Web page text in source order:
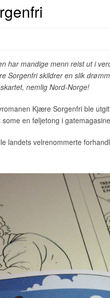
har mandige menn reist ut i
Sorgenfri skildrer en slik
nemlig Nord-Norge!
Kjære Sorgenfri ble
en føljetong i
landets velrenommerte